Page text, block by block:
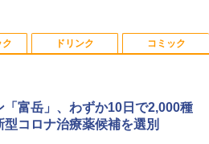
古良品】【安心保証】Princeton 21.
イドカラー液晶ディスプレイ PTF
22W / PTFBDE-22W ブラック/ ホ
ポーズの教科書 [ 綿本彰 ]
Soundcore P40i オフホワイト
ク
WAYNE feat. Flo Milli, ATL Jacob
ドリンク
限定】 い・ろ・は・す 2L P
ルレス ×8本
コミック
ひとりごと 17巻 (デジタル版ビッグガ
ミックス)
「富岳」、わずか10日で2,000種
型コロナ治療薬候補を選別